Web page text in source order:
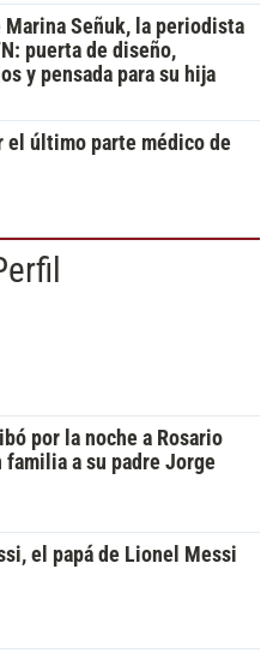
Marina Señuk, la periodista
puerta de diseño,
y pensada para su hija
el último parte médico de
por la noche a Rosario
familia a su padre Jorge
el papá de Lionel Messi